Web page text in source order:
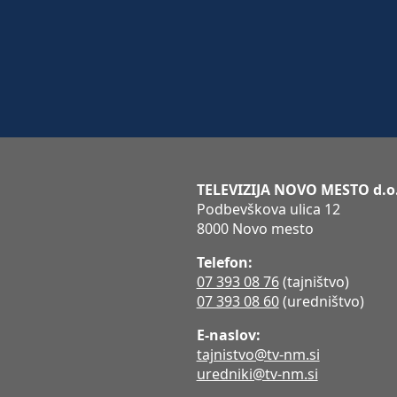
TELEVIZIJA NOVO MESTO
Podbevškova ulica 12
8000 Novo mesto
Telefon:
07 393 08 76(tajništvo)
07 393 08 60(uredništvo)
E-naslov:
tajnistvo@tv-nm.si
uredniki@tv-nm.si